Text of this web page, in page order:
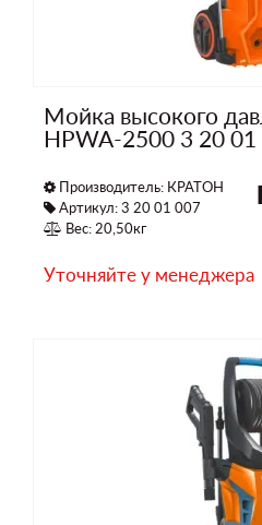
Мойка высокого
HPWA-2500 3 20
Производитель: КРАТОН
Артикул: 3 20 01 007
Вес: 20,50кг
Уточняйте у менеджера